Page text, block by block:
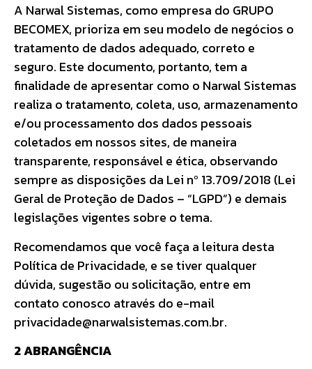
A Narwal Sistemas, como empresa do GRUPO
BECOMEX, prioriza em seu modelo de negócios o
tratamento de dados adequado, correto e
seguro. Este documento, portanto, tem a
finalidade de apresentar como o Narwal Sistemas
realiza o tratamento, coleta, uso, armazenamento
e/ou processamento dos dados pessoais
coletados em nossos sites, de maneira
transparente, responsável e ética, observando
sempre as disposições da Lei nº 13.709/2018 (Lei
Geral de Proteção de Dados – “LGPD”) e demais
legislações vigentes sobre o tema.
Recomendamos que você faça a leitura desta
Política de Privacidade, e se tiver qualquer
dúvida, sugestão ou solicitação, entre em
contato conosco através do e-mail
privacidade@narwalsistemas.com.br.
2 ABRANGÊNCIA